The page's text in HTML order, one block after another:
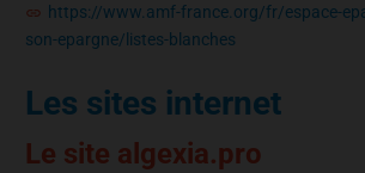
https://www.amf-france.org/fr/espace-
son-epargne/listes-blanches
Les sites internet
Le site algexia.pro